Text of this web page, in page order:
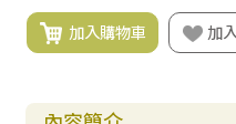
加入購物車 加